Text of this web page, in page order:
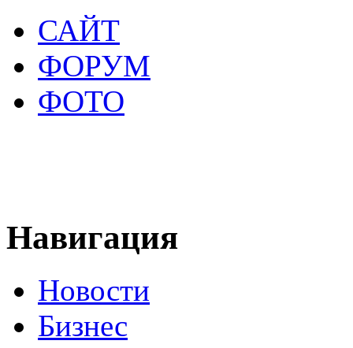
САЙТ
ФОРУМ
ФОТО
Навигация
Новости
Бизнес